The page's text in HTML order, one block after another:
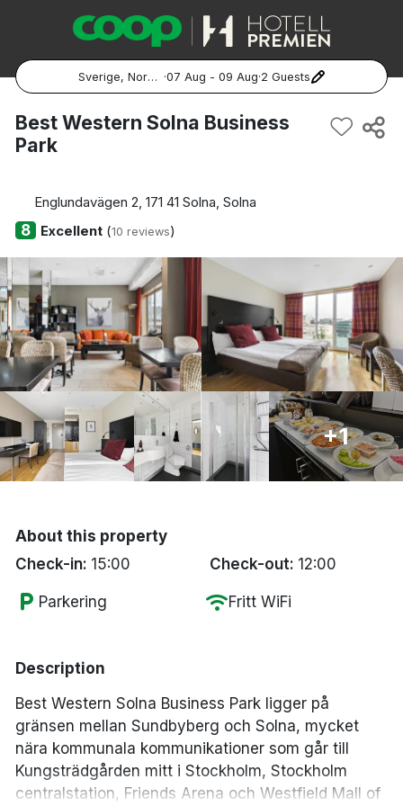
Sverige, Norge, Danmark ·07 Aug - 09 Aug·2 Guests
Popular Destinations:
Hela Sverige
Stockholm
Göteborg
Malmö
Hela Norge
Oslo
Bergen
Hela Danmark
Best Western Solna Business
Park
Englundavägen 2, 171 41 Solna, Solna
8 Excellent(10 reviews)
+1
About this property
Check-in: 15:00 Check-out: 12:00
local_parking Parkering wifiFritt WiFi
Description
Best Western Solna Business Park ligger på
gränsen mellan Sundbyberg och Solna, mycket
nära kommunala kommunikationer som går till
Kungsträdgården mitt i Stockholm, Stockholm
centralstation, Friends Arena och Westfield Mall of